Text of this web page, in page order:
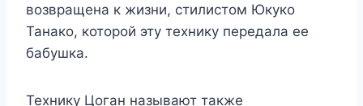
возвращена к жизни, стилистом Юкуко
Танако, которой эту технику передала ее
бабушка.
Технику Цоган называют также